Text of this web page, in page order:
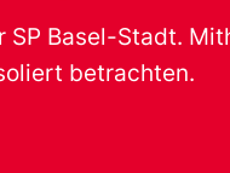
SP Basel-Stadt.
betrachten.